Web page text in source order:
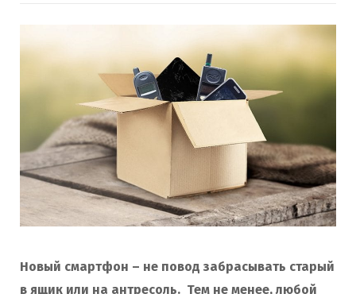
Новый смартфон – не повод забрасывать старый
в ящик или на антресоль. Тем не менее, любой